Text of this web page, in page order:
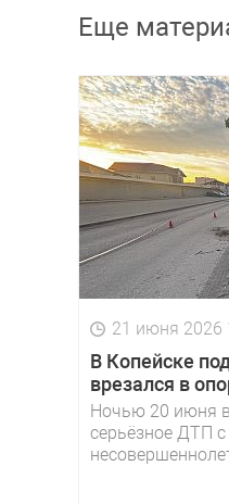
Еще
21 июня 2026
В Копейске
врезался в
Ночью 20 июня
серьёзное ДТП